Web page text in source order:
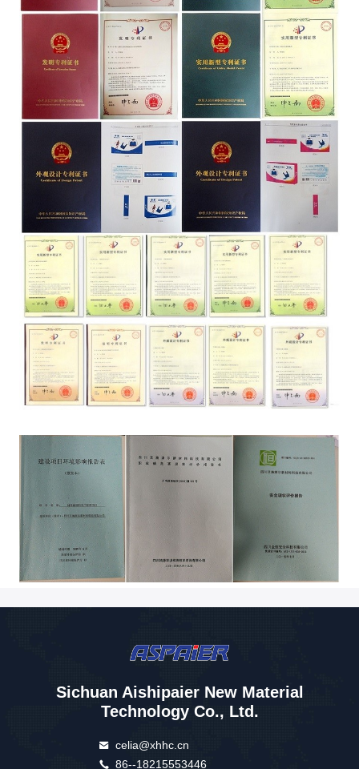
Sichuan Aishipaier New Material
Technology Co., Ltd.
celia@xhhc.cn
86--18215553446